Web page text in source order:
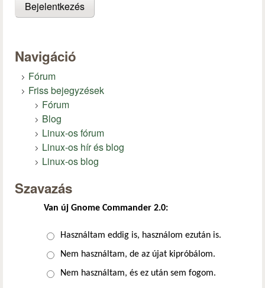
Navigáció
Fórum
Friss bejegyzések
Fórum
Blog
Linux-os fórum
Linux-os hír és blog
Linux-os blog
Szavazás
Van új Gnome Commander 2.0:
Választások
Használtam eddig is, használom ezután is.
Nem használtam, de az újat kipróbálom.
Nem használtam, és ez után sem fogom.